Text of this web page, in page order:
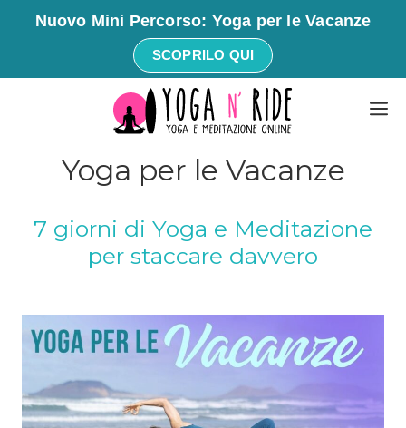
Nuovo Mini Percorso: Yoga per le Vacanze
SCOPRILO QUI
Yoga per le Vacanze
7 giorni di Yoga e Meditazione
per staccare davvero